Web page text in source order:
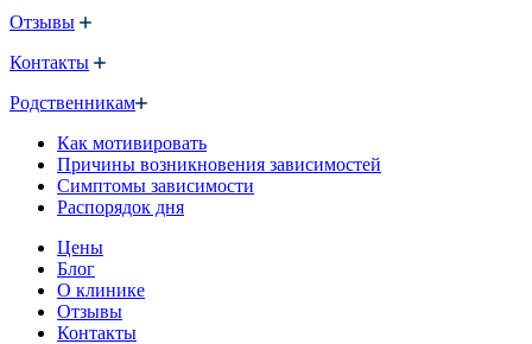
Отзывы
Контакты
Родственникам
Как мотивировать
Причины возникновения зависимостей
Симптомы зависимости
Распорядок дня
Цены
Блог
О клинике
Отзывы
Контакты